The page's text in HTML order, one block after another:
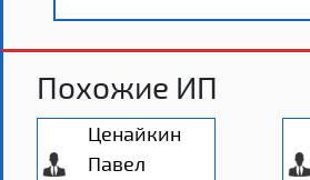
Похожие ИП
Ценайкин
Павел